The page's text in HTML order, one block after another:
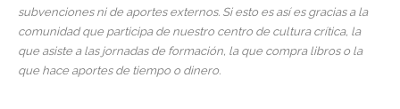
subvenciones ni de aportes externos. Si esto es así es gracias a la
comunidad que participa de nuestro centro de cultura crítica, la
que asiste a las jornadas de formación, la que compra libros o la
que hace aportes de tiempo o dinero.